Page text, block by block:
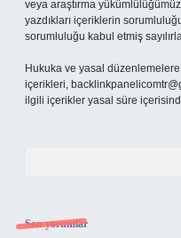
veya araştırma
yazdıkları içeriklerin
sorumluluğu kabul etmiş
Hukuka ve yasal
içerikleri,
ilgili içerikler yasal süre
Son yorumlar